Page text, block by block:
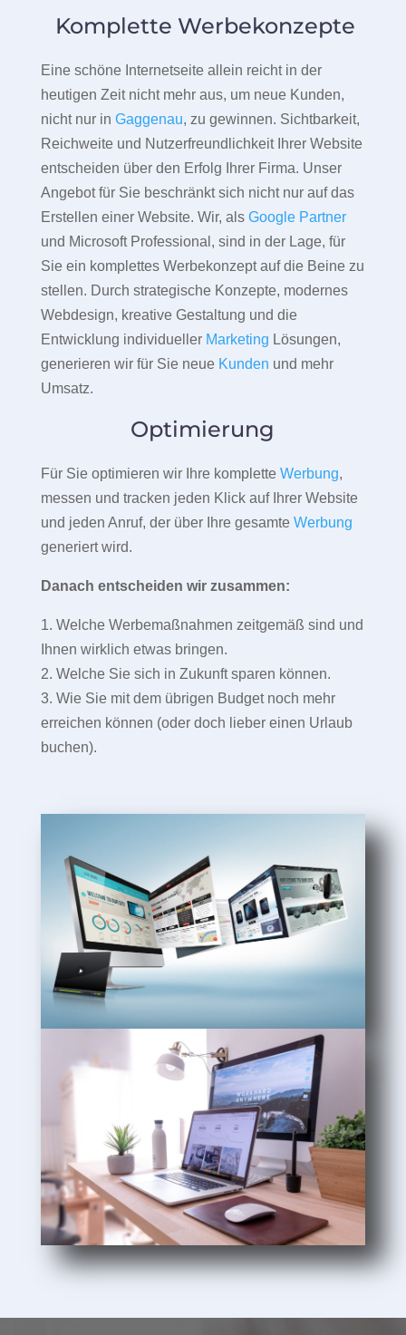
Komplette Werbekonzepte
Eine schöne Internetseite allein reicht in der
heutigen Zeit nicht mehr aus, um neue Kunden,
nicht nur in Gaggenau, zu gewinnen. Sichtbarkeit,
Reichweite und Nutzerfreundlichkeit Ihrer Website
entscheiden über den Erfolg Ihrer Firma. Unser
Angebot für Sie beschränkt sich nicht nur auf das
Erstellen einer Website. Wir, als Google Partner
und Microsoft Professional, sind in der Lage, für
Sie ein komplettes Werbekonzept auf die Beine zu
stellen. Durch strategische Konzepte, modernes
Webdesign, kreative Gestaltung und die
Entwicklung individueller Marketing Lösungen,
generieren wir für Sie neue Kunden und mehr
Umsatz.
Optimierung
Für Sie optimieren wir Ihre komplette Werbung,
messen und tracken jeden Klick auf Ihrer Website
und jeden Anruf, der über Ihre gesamte Werbung
generiert wird.
Danach entscheiden wir zusammen:
1. Welche Werbemaßnahmen zeitgemäß sind und
Ihnen wirklich etwas bringen.
2. Welche Sie sich in Zukunft sparen können.
3. Wie Sie mit dem übrigen Budget noch mehr
erreichen können (oder doch lieber einen Urlaub
buchen).